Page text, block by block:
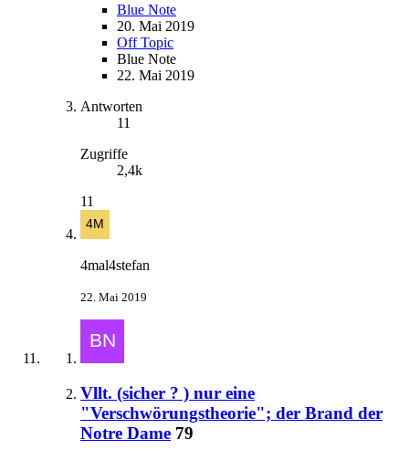
Blue Note
20. Mai 2019
Off Topic
Blue Note
22. Mai 2019
Antworten
11
Zugriffe
2,4k
11
4mal4stefan
22. Mai 2019
Vllt. (sicher ? ) nur eine
"Verschwörungstheorie"; der Brand der
Notre Dame 79